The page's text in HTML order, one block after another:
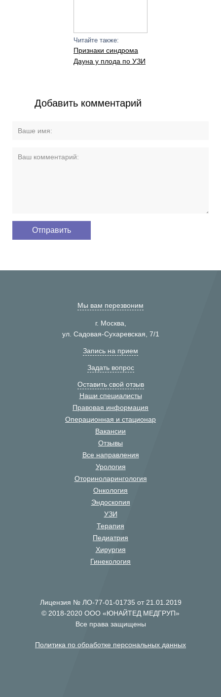
Читайте также:
Признаки синдрома
Дауна у плода по УЗИ
Добавить комментарий
Мы вам перезвоним
г. Москва,
ул. Садовая-Сухаревская, 7/1
Запись на прием
Задать вопрос
Оставить свой отзыв
Наши специалисты
Правовая информация
Операционная и стационар
Вакансии
Отзывы
Все направления
Урология
Оториноларингология
Онкология
Эндоскопия
УЗИ
Терапия
Педиатрия
Хирургия
Гинекология
Лицензия № ЛО-77-01-01735 от 21.01.2019
© 2018-2020 ООО «ЮНАЙТЕД МЕДГРУП»
Все права защищены
Политика по обработке персональных данных